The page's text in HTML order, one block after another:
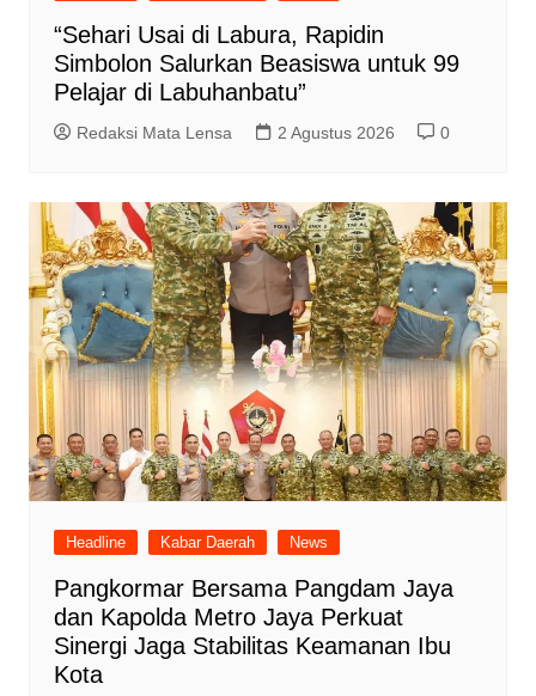
“Sehari Usai di Labura, Rapidin
Simbolon Salurkan Beasiswa untuk 99
Pelajar di Labuhanbatu”
Redaksi Mata Lensa 2 Agustus 2026 0
Headline Kabar Daerah News
Pangkormar Bersama Pangdam Jaya
dan Kapolda Metro Jaya Perkuat
Sinergi Jaga Stabilitas Keamanan Ibu
Kota